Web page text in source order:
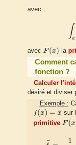
avec
∫a
avec F (x)
F(x la
Comment
fonction ?
Calculer
désiré et diviser
Exemple :
f(x) = x
(x = sur
primitive F (x
F( x
¯ 1